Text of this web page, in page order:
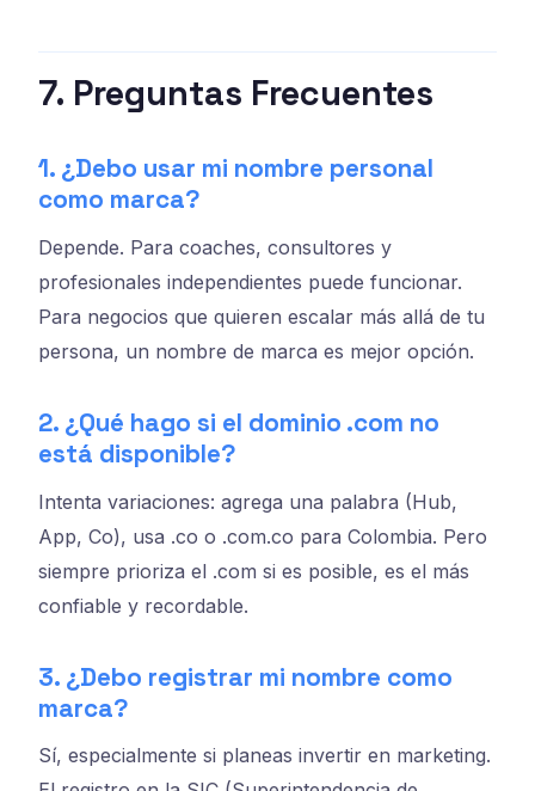
7. Preguntas Frecuentes
1. ¿Debo usar mi nombre personal
como marca?
Depende. Para coaches, consultores y
profesionales independientes puede funcionar.
Para negocios que quieren escalar más allá de tu
persona, un nombre de marca es mejor opción.
2. ¿Qué hago si el dominio .com no
está disponible?
Intenta variaciones: agrega una palabra (Hub,
App, Co), usa .co o .com.co para Colombia. Pero
siempre prioriza el .com si es posible, es el más
confiable y recordable.
3. ¿Debo registrar mi nombre como
marca?
Sí, especialmente si planeas invertir en marketing.